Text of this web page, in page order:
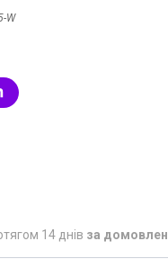
W
14 днів за